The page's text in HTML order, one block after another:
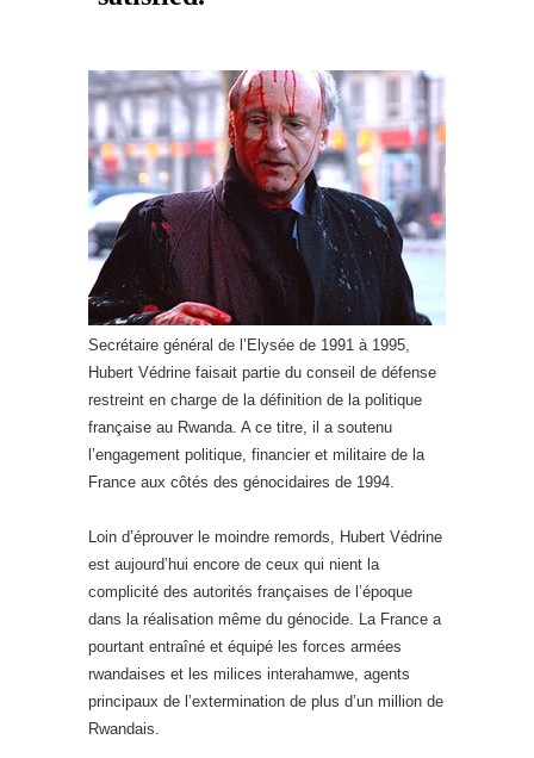
Secrétaire général de l’Elysée de 1991 à 1995,
Hubert Védrine faisait partie du conseil de défense
restreint en charge de la définition de la politique
française au Rwanda. A ce titre, il a soutenu
l’engagement politique, financier et militaire de la
France aux côtés des génocidaires de 1994.
Loin d’éprouver le moindre remords, Hubert Védrine
est aujourd’hui encore de ceux qui nient la
complicité des autorités françaises de l’époque
dans la réalisation même du génocide. La France a
pourtant entraîné et équipé les forces armées
rwandaises et les milices interahamwe, agents
principaux de l’extermination de plus d’un million de
Rwandais.